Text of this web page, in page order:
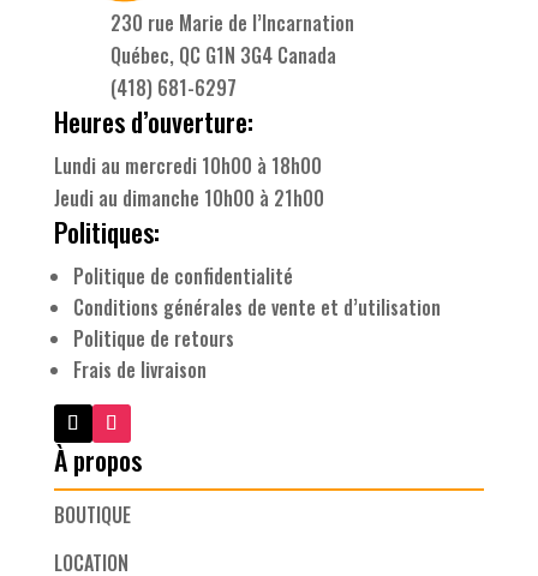
230 rue Marie de l’Incarnation
Québec, QC G1N 3G4 Canada
(418) 681-6297
Heures d’ouverture:
Lundi au mercredi 10h00 à 18h00
Jeudi au dimanche 10h00 à 21h00
Politiques:
Politique de confidentialité
Conditions générales de vente et d’utilisation
Politique de retours
Frais de livraison
À propos
BOUTIQUE
LOCATION